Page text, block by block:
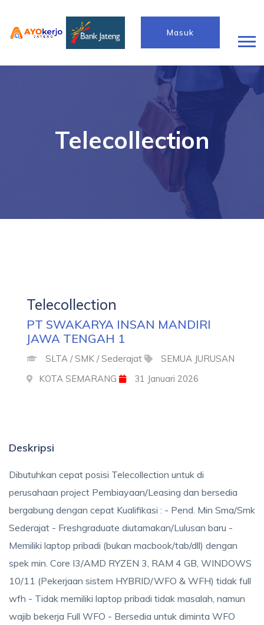
Masuk
Telecollection
Telecollection
PT SWAKARYA INSAN MANDIRI
JAWA TENGAH 1
SLTA / SMK / Sederajat
SEMUA JURUSAN
KOTA SEMARANG
31 Januari 2026
Deskripsi
Dibutuhkan cepat posisi Telecollection untuk di
perusahaan project Pembiayaan/Leasing dan bersedia
bergabung dengan cepat Kualifikasi : - Pend. Min Sma/Smk
Sederajat - Freshgraduate diutamakan/Lulusan baru -
Memiliki laptop pribadi (bukan macbook/tab/dll) dengan
spek min. Core I3/AMD RYZEN 3, RAM 4 GB, WINDOWS
10/11 (Pekerjaan sistem HYBRID/WFO & WFH) tidak full
wfh - Tidak memiliki laptop pribadi tidak masalah, namun
wajib bekerja Full WFO - Bersedia untuk diminta WFO